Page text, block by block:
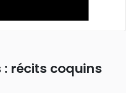
: récits coquins